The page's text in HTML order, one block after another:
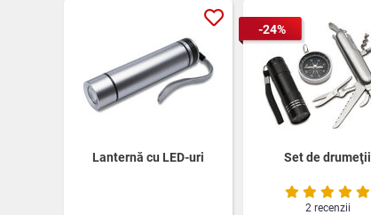
Lanternă cu LED-uri Set de drumeţii
2 recenzii
-24%